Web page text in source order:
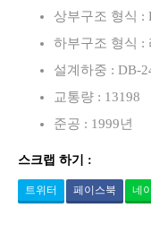
상부구조 형식 :
하부구조 형식 :
설계하중 : DB-
교통량 : 13198
준공 : 1999년
스크랩 하기 :
트위터 페이스북 네